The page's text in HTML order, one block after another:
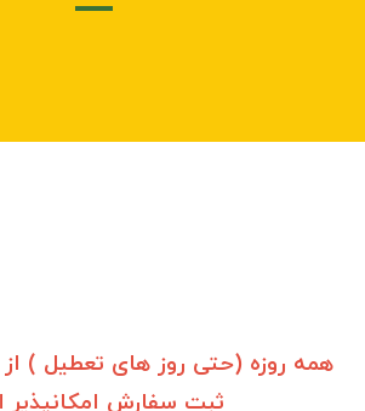
همه روزه (حتی روز های تعطیل )
ثبت سفارش